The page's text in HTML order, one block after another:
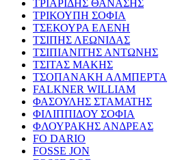
ΤΡΙΑΡΙΔΗΣ ΘΑΝΑΣΗΣ
ΤΡΙΚΟΥΠΗ ΣΟΦΙΑ
ΤΣΕΚΟΥΡΑ ΕΛΕΝΗ
ΤΣΙΠΗΣ ΛΕΩΝΙΔΑΣ
ΤΣΙΠΙΑΝΙΤΗΣ ΑΝΤΩΝΗΣ
ΤΣΙΤΑΣ ΜΑΚΗΣ
ΤΣΟΠΑΝΑΚΗ ΑΛΜΠΕΡΤΑ
FALKNER WILLIAM
ΦΑΣΟΥΛΗΣ ΣΤΑΜΑΤΗΣ
ΦΙΛΙΠΠΙΔΟΥ ΣΟΦΙΑ
ΦΛΟΥΡΑΚΗΣ ΑΝΔΡΕΑΣ
FO DARIO
FOSSE JON